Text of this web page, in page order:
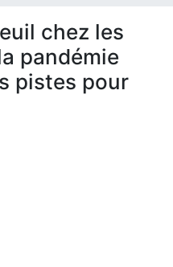
chez les
pandémie
pistes pour